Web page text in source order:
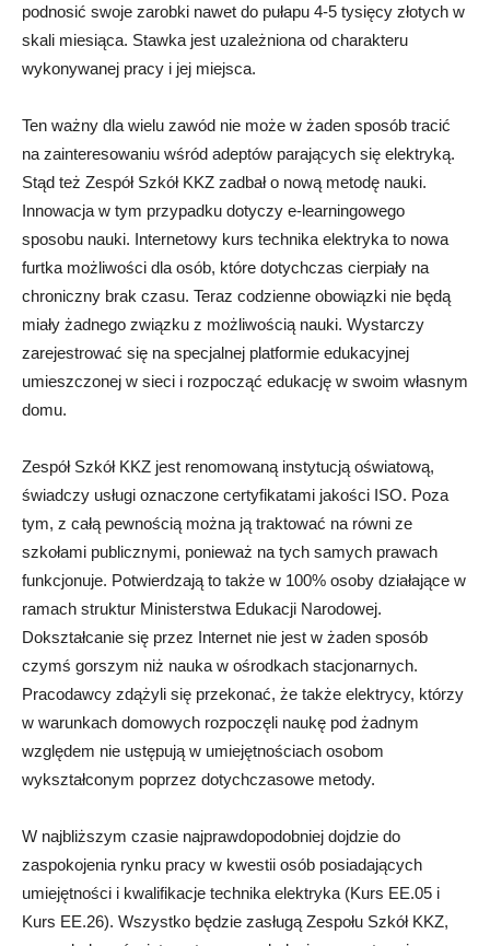
podnosić swoje zarobki nawet do pułapu 4-5 tysięcy złotych w
skali miesiąca. Stawka jest uzależniona od charakteru
wykonywanej pracy i jej miejsca.
Ten ważny dla wielu zawód nie może w żaden sposób tracić
na zainteresowaniu wśród adeptów parających się elektryką.
Stąd też Zespół Szkół KKZ zadbał o nową metodę nauki.
Innowacja w tym przypadku dotyczy e-learningowego
sposobu nauki. Internetowy kurs technika elektryka to nowa
furtka możliwości dla osób, które dotychczas cierpiały na
chroniczny brak czasu. Teraz codzienne obowiązki nie będą
miały żadnego związku z możliwością nauki. Wystarczy
zarejestrować się na specjalnej platformie edukacyjnej
umieszczonej w sieci i rozpocząć edukację w swoim własnym
domu.
Zespół Szkół KKZ jest renomowaną instytucją oświatową,
świadczy usługi oznaczone certyfikatami jakości ISO. Poza
tym, z całą pewnością można ją traktować na równi ze
szkołami publicznymi, ponieważ na tych samych prawach
funkcjonuje. Potwierdzają to także w 100% osoby działające w
ramach struktur Ministerstwa Edukacji Narodowej.
Dokształcanie się przez Internet nie jest w żaden sposób
czymś gorszym niż nauka w ośrodkach stacjonarnych.
Pracodawcy zdążyli się przekonać, że także elektrycy, którzy
w warunkach domowych rozpoczęli naukę pod żadnym
względem nie ustępują w umiejętnościach osobom
wykształconym poprzez dotychczasowe metody.
W najbliższym czasie najprawdopodobniej dojdzie do
zaspokojenia rynku pracy w kwestii osób posiadających
umiejętności i kwalifikacje technika elektryka (Kurs EE.05 i
Kurs EE.26). Wszystko będzie zasługą Zespołu Szkół KKZ,